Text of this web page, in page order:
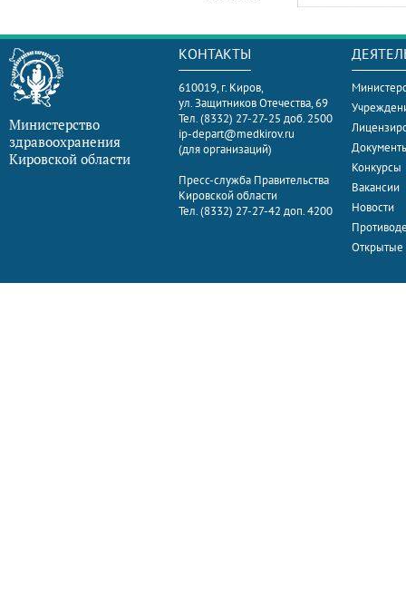
Министерство
здравоохранения
Кировской области
КОНТАКТЫ
610019, г. Киров,
ул. Защитников Отечества, 69
Тел. (8332) 27-27-25 доб. 2500
ip-depart@medkirov.ru
(для организаций)
Пресс-служба Правительства
Кировской области
Тел. (8332) 27-27-42 доп. 4200
Конкурсы
Вакансии
Новости